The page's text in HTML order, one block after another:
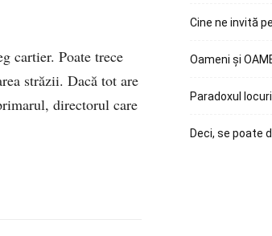
cartier. Poate trece
străzii. Dacă tot are
directorul care
Cine ne invită
Oameni și
Paradoxul
Deci, se poate